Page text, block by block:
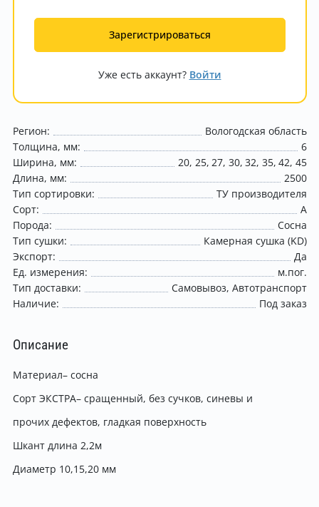
Регион:
Вологодская область
Толщина, мм:
6
Ширина, мм:
20 25 27 30 32 35 42 45
Длина, мм:
2500
Тип сортировки:
ТУ производителя
Сорт:
A
Порода:
Сосна
Тип сушки:
Камерная сушка (KD)
Экспорт:
Да
Ед. измерения:
м.пог.
Тип доставки:
Самовывоз Автотранспорт
Наличие:
Под заказ
Описание
Материал– сосна
Сорт ЭКСТРА– сращенный, без сучков, синевы и
прочих дефектов, гладкая поверхность
Шкант длина 2,2м
Диаметр 10,15,20 мм
Зарегистрироваться
Уже есть аккаунт? Войти